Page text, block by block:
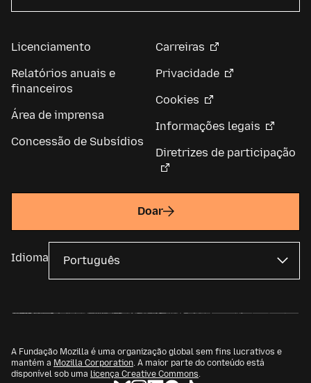
Licenciamento
Relatórios anuais e
financeiros
Área de imprensa
Concessão de Subsídios
Carreiras
Privacidade
Cookies
Informações legais
Diretrizes de participação
Doar
Idioma
A Fundação Mozilla é uma organização global sem fins lucrativos e
mantém a Mozilla Corporation. A maior parte do conteúdo está
disponível sob uma licença Creative Commons.